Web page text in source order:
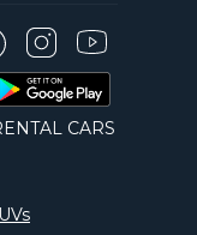
CARS